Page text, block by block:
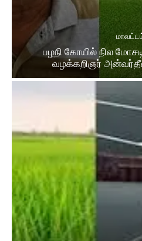
பழநி கோயில் நில
வழக்கறிஞர் அன்வர்தீன்